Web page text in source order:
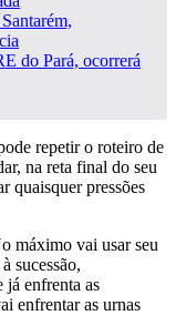
do Pará, ocorrerá
repetir o roteiro de
na reta final do seu
quaisquer pressões
máximo vai usar seu
sucessão,
enfrenta as
enfrentar as urnas